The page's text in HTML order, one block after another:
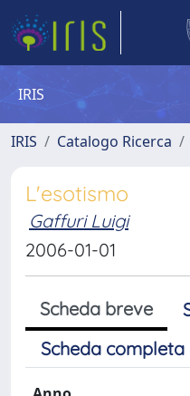
IRIS
IRIS Catalogo Ricerca
L'esotismo
Gaffuri Luigi
2006-01-01
Scheda breve
Scheda completa